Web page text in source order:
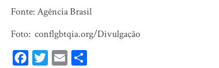
Fonte: Agência Brasil
Foto: conflgbtqia.org/Divulgação
Fa T E